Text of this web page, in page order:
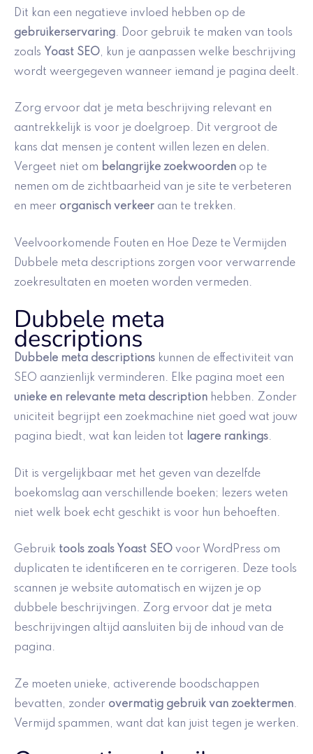
Dit kan een negatieve invloed hebben op de
gebruikerservaring. Door gebruik te maken van tools
zoals Yoast SEO, kun je aanpassen welke beschrijving
wordt weergegeven wanneer iemand je pagina deelt.
Zorg ervoor dat je meta beschrijving relevant en
aantrekkelijk is voor je doelgroep. Dit vergroot de
kans dat mensen je content willen lezen en delen.
Vergeet niet om belangrijke zoekwoorden op te
nemen om de zichtbaarheid van je site te verbeteren
en meer organisch verkeer aan te trekken.
Veelvoorkomende Fouten en Hoe Deze te Vermijden
Dubbele meta descriptions zorgen voor verwarrende
zoekresultaten en moeten worden vermeden.
Dubbele meta
descriptions
Dubbele meta descriptions kunnen de effectiviteit van
SEO aanzienlijk verminderen. Elke pagina moet een
unieke en relevante meta description hebben. Zonder
uniciteit begrijpt een zoekmachine niet goed wat jouw
pagina biedt, wat kan leiden tot lagere rankings.
Dit is vergelijkbaar met het geven van dezelfde
boekomslag aan verschillende boeken; lezers weten
niet welk boek echt geschikt is voor hun behoeften.
Gebruik tools zoals Yoast SEO voor WordPress om
duplicaten te identificeren en te corrigeren. Deze tools
scannen je website automatisch en wijzen je op
dubbele beschrijvingen. Zorg ervoor dat je meta
beschrijvingen altijd aansluiten bij de inhoud van de
pagina.
Ze moeten unieke, activerende boodschappen
bevatten, zonder overmatig gebruik van zoektermen.
Vermijd spammen, want dat kan juist tegen je werken.